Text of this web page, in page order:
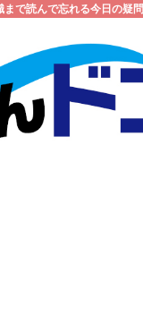
で読んで忘れる今日の疑